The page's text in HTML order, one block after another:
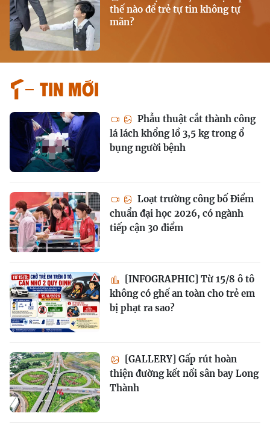
thế nào để trẻ tự tin không tự
mãn?
Tin mới
Phẫu thuật cắt thành công
lá lách khổng lồ 3,5 kg trong ổ
bụng người bệnh
Loạt trường công bố Điểm
chuẩn đại học 2026, có ngành
tiếp cận 30 điểm
[INFOGRAPHIC] Từ 15/8 ô tô
không có ghế an toàn cho trẻ em
bị phạt ra sao?
[GALLERY] Gấp rút hoàn
thiện đường kết nối sân bay Long
Thành